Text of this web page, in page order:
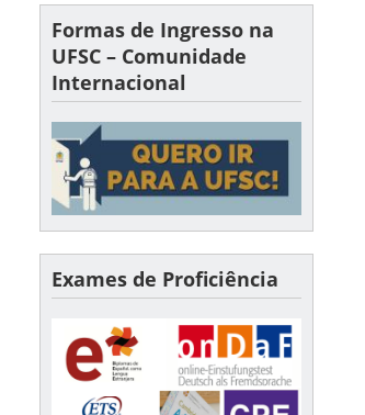
Formas de Ingresso na
UFSC – Comunidade
Internacional
Exames de Proficiência